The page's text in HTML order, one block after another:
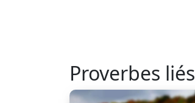
Proverbes liés